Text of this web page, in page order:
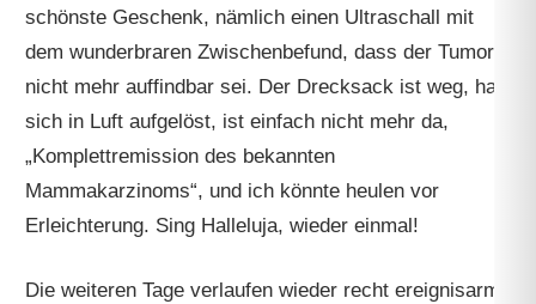
schönste Geschenk, nämlich einen Ultraschall mit
dem wunderbraren Zwischenbefund, dass der Tumor
nicht mehr auffindbar sei. Der Drecksack ist weg, hat
sich in Luft aufgelöst, ist einfach nicht mehr da,
„Komplettremission des bekannten
Mammakarzinoms“, und ich könnte heulen vor
Erleichterung. Sing Halleluja, wieder einmal!
Die weiteren Tage verlaufen wieder recht ereignisarm.